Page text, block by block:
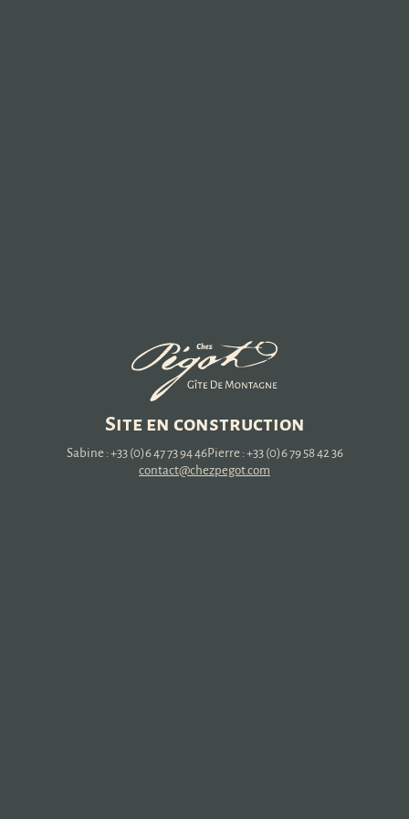
Site en construction
Sabine : +33 (0)6 47 73 94 46Pierre : +33 (0)6 79 58 42 36
contact@chezpegot.com